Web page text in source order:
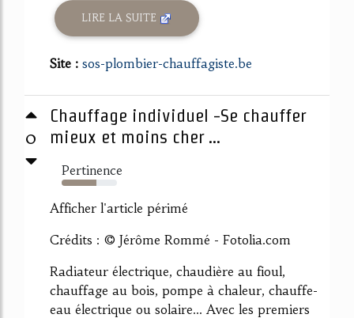
LIRE LA SUITE
Site : sos-plombier-chauffagiste.be
0
Chauffage individuel -Se chauffer
mieux et moins cher ...
Pertinence
63%
Afficher l'article périmé
Crédits : © Jérôme Rommé - Fotolia.com
Radiateur électrique, chaudière au fioul,
chauffage au bois, pompe à chaleur, chauffe-
eau électrique ou solaire... Avec les premiers